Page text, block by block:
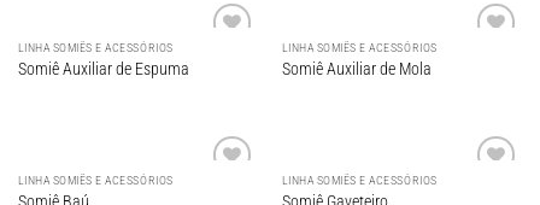
LINHA SOMIÊS E ACESSÓRIOS
Somiê Auxiliar de Espuma
LINHA SOMIÊS E ACESSÓRIOS
Somiê Auxiliar de Mola
LINHA SOMIÊS E ACESSÓRIOS LINHA SOMIÊS E ACESSÓRIOS